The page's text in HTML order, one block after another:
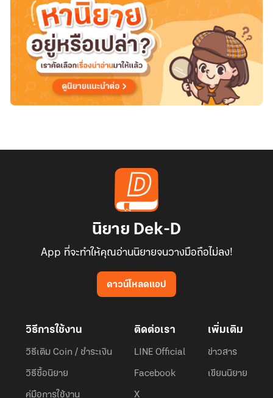
นิยาย Dek-D
App ที่จะทำให้คุณอ่านนิยายจนวางมือถือไม่ลง!
ดาวน์โหลดแอป
วิธีการใช้งาน
วิธีเติม Coin / ชำระเงิน
วิธีซื้อนิยาย
คู่มือการใช้งาน
ติดต่อเรา
LINE Official
Facebook
X
เพิ่มเติม
ข่าวสาร
เขียนนิยาย